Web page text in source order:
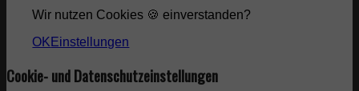
Wir nutzen Cookies 🍪 einverstanden?
OK Einstellungen
Cookie- und Datenschutzeinstellungen